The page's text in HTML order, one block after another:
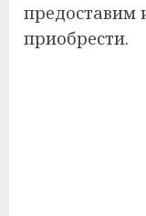
предоставим
приобрести.